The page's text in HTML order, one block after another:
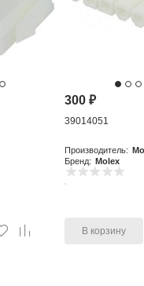
300₽
39014051
Производитель:
Бренд: Molex
В корзину